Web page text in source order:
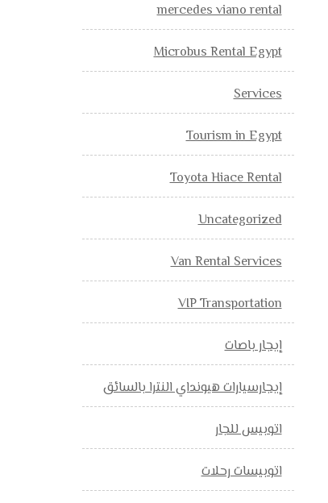
mercedes viano rental
Microbus Rental Egypt
Services
Tourism in Egypt
Toyota Hiace Rental
Uncategorized
Van Rental Services
VIP Transportation
إيجار باصات
إيجارسيارات هيونداي النترا بالسائق
اتوبيس للجار
اتوبيسات رحلات